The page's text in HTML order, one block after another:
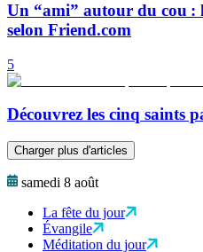
Un “ami” autour du cou :
selon Friend.com
5
Découvrez les cinq saints
Charger plus d'articles
samedi 8 août
La fête du jour
Évangile
Méditation du jour